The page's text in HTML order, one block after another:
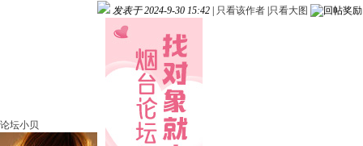
论坛小贝
发表于 2024-9-30 15:42
只看该作者 只看大图